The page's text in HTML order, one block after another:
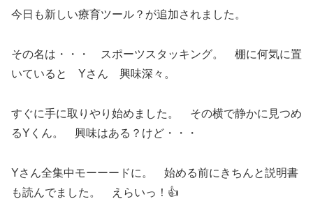
今日も新しい療育ツール？が追加されました。
その名は・・・ スポーツスタッキング。 棚に何気に置
いていると Yさん 興味深々。
すぐに手に取りやり始めました。 その横で静かに見つめ
るYくん。 興味はある？けど・・・
Yさん全集中モーーードに。 始める前にきちんと説明書
も読んでました。 えらいっ！👍